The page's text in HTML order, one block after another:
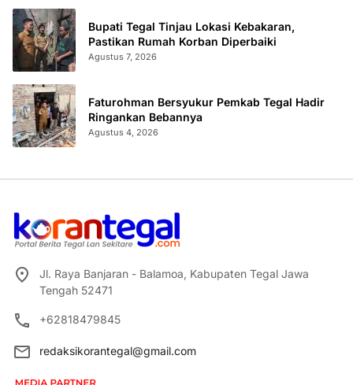
Bupati Tegal Tinjau Lokasi Kebakaran,
Pastikan Rumah Korban Diperbaiki
Agustus 7, 2026
Faturohman Bersyukur Pemkab Tegal Hadir
Ringankan Bebannya
Agustus 4, 2026
Jl. Raya Banjaran - Balamoa, Kabupaten Tegal Jawa
Tengah 52471
+62818479845
redaksikorantegal@gmail.com